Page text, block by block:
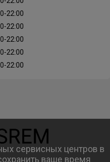
22:00
22:00
22:00
22:00
22:00
сервисных центров в
ваше время